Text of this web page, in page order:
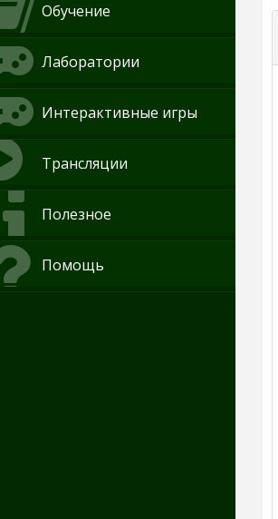
Обучение
Лаборатории
Интерактивные игры
Трансляции
Полезное
Помощь